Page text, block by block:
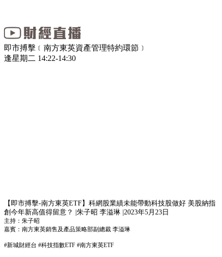
即市搏擊﹝南方東英資產管理特約環節﹞
逢星期二 14:22-14:30
【即市搏擊-南方東英ETF】科網股業績未能帶動科技股做好 美股納指
創今年新高值得留意？ |朱子昭 李溢琳 |2023年5月23日
主持：朱子昭
嘉賓：南方東英銷售及產品策略部副總裁 李溢琳
#新城財經台 #科技指數ETF #南方東英ETF